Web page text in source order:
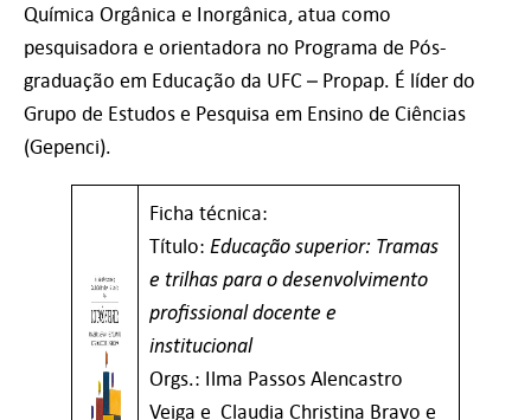
Química Orgânica e Inorgânica, atua como
pesquisadora e orientadora no Programa de Pós-
graduação em Educação da UFC – Propap. É líder do
Grupo de Estudos e Pesquisa em Ensino de Ciências
(Gepenci).
Ficha técnica:
Título: Educação superior: Tramas
e trilhas para o desenvolvimento
profissional docente e
institucional
Orgs.: Ilma Passos Alencastro
Veiga e Claudia Christina Bravo e